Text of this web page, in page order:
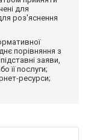
для
роз'яснення
порівняння з
заяви,
її послуги;
ресурси;